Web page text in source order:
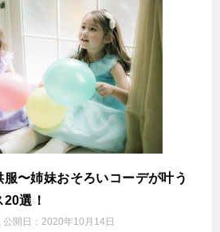
〜姉妹おそろいコーデが叶う
選！
公開日： 2020年10月14日